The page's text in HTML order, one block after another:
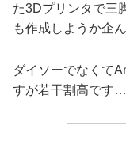
た3Dプリンタで三
も作成しようか企
ダイソーでなくて
すが若干割高です…